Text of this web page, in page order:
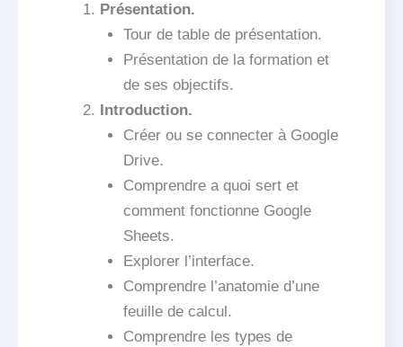
Présentation.
Tour de table de présentation.
Présentation de la formation et
de ses objectifs.
Introduction.
Créer ou se connecter à Google
Drive.
Comprendre a quoi sert et
comment fonctionne Google
Sheets.
Explorer l’interface.
Comprendre l’anatomie d’une
feuille de calcul.
Comprendre les types de